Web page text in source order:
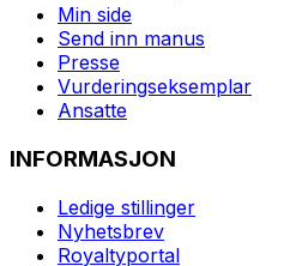
Min side
Send inn manus
Presse
Vurderingseksemplar
Ansatte
INFORMASJON
Ledige stillinger
Nyhetsbrev
Royaltyportal